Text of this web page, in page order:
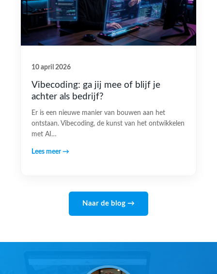
10 april 2026
Vibecoding: ga jij mee of blijf je
achter als bedrijf?
Er is een nieuwe manier van bouwen aan het
ontstaan. Vibecoding, de kunst van het ontwikkelen
met AI…
Lees meer →
Naar de blog →